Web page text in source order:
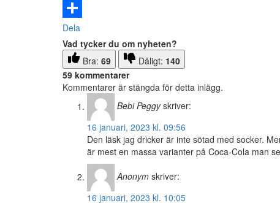
Email
Dela
Vad tycker du om nyheten?
Bra: 69 Dåligt: 140
59 kommentarer
Kommentarer är stängda för detta inlägg.
Bebi Peggy skriver:
16 januari, 2023 kl. 09:56
Den läsk jag dricker är inte sötad med socker.
är mest en massa varianter på Coca-Cola man
Anonym skriver:
16 januari, 2023 kl. 10:05